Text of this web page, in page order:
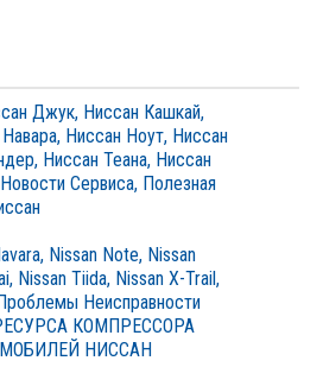
Джук, Ниссан Кашкай,
, Ниссан Ноут, Ниссан
, Ниссан Теана, Ниссан
Новости Сервиса, Полезная
, Nissan Note, Nissan
, Nissan Tiida, Nissan X-Trail,
Неисправности
КОМПРЕССОРА
НИССАН